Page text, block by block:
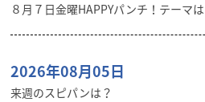
８月７日金曜HAPPYパンチ！テーマは
2026年08月05日
来週のスピパンは？